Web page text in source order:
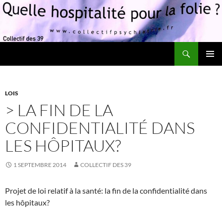
LOIS
> LA FIN DE LA
CONFIDENTIALITÉ DANS
LES HÔPITAUX?
1 SEPTEMBRE 2014 COLLECTIF DES 39
Projet de loi relatif à la santé: la fin de la confidentialité dans
les hôpitaux?